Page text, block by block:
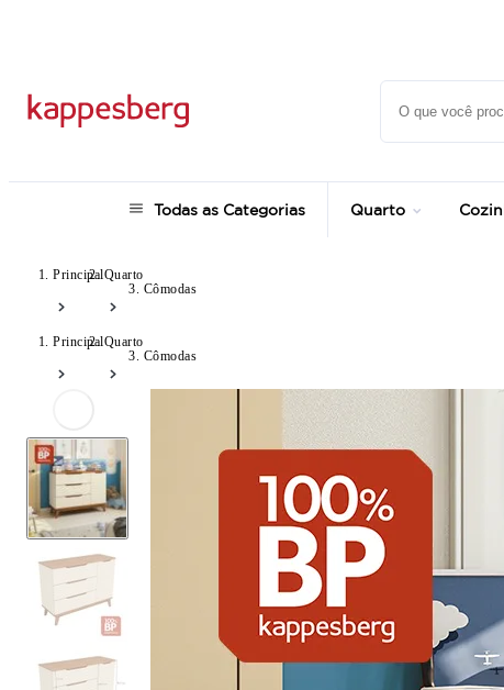
Todas as Categorias Quarto
PrincipalQuarto
Cômodas
PrincipalQuarto
Cômodas